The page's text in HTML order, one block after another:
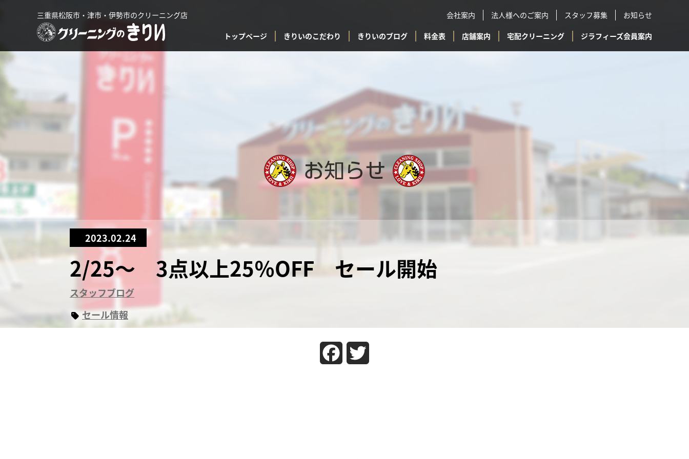
三重県松阪市・津市・伊勢市のクリーニング店 会社案内 法人様へのご案内 スタッフ募集 お知らせ
トップページ きりいのこだわり きりいのブログ 料金表 店舗案内 宅配クリーニング ジラフィーズ会員案内
2023.02.24
2/25～ 3点以上25％OFF セール開始
スタッフブログ
セール情報
Facebook